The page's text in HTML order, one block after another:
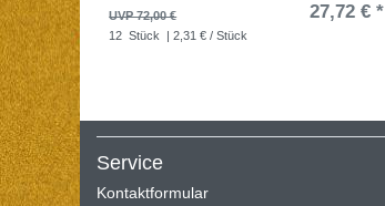
UVP 72,00 € 27,72 € *
12 Stück | 2,31 € / Stück
Service
Kontaktformular